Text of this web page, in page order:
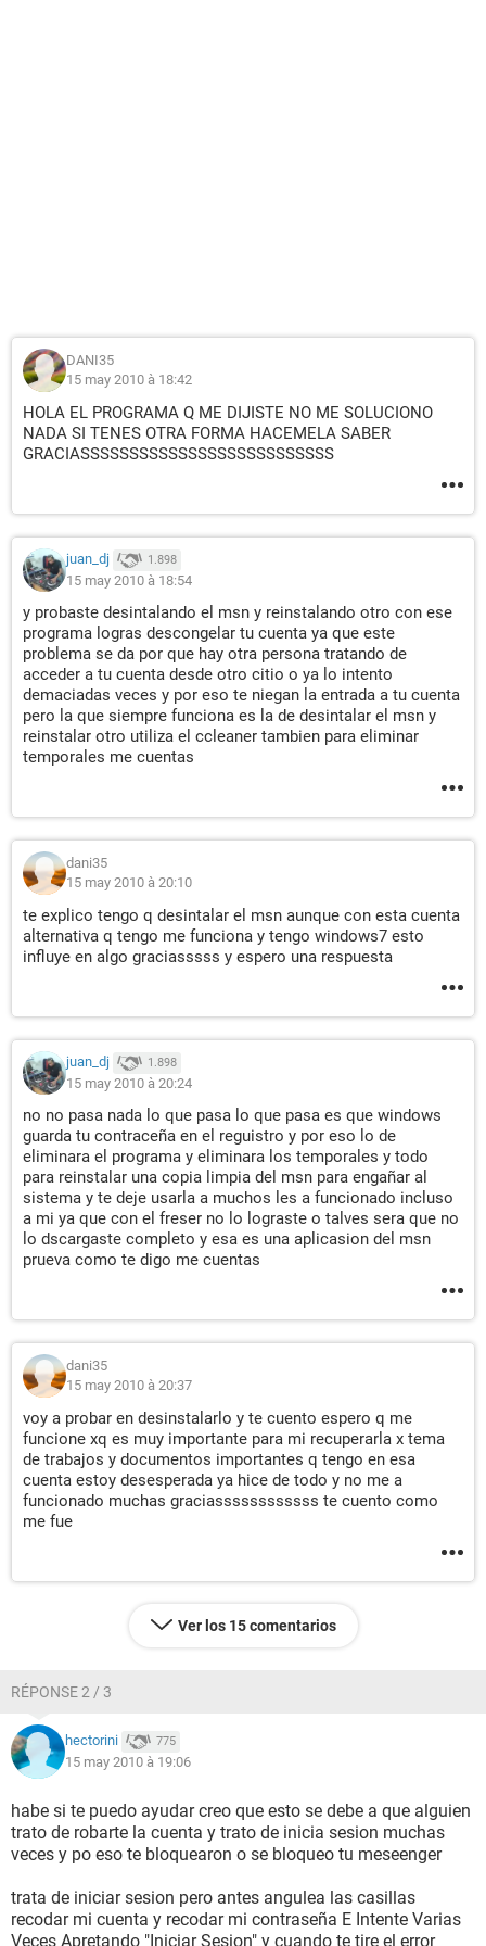
DANI35
15 may 2010 à 18:42
HOLA EL PROGRAMA Q ME DIJISTE NO ME SOLUCIONO
NADA SI TENES OTRA FORMA HACEMELA SABER
GRACIASSSSSSSSSSSSSSSSSSSSSSSSSS
juan_dj 1.898
15 may 2010 à 18:54
y probaste desintalando el msn y reinstalando otro con ese
programa logras descongelar tu cuenta ya que este
problema se da por que hay otra persona tratando de
acceder a tu cuenta desde otro citio o ya lo intento
demaciadas veces y por eso te niegan la entrada a tu cuenta
pero la que siempre funciona es la de desintalar el msn y
reinstalar otro utiliza el ccleaner tambien para eliminar
temporales me cuentas
dani35
15 may 2010 à 20:10
te explico tengo q desintalar el msn aunque con esta cuenta
alternativa q tengo me funciona y tengo windows7 esto
influye en algo graciasssss y espero una respuesta
juan_dj 1.898
15 may 2010 à 20:24
no no pasa nada lo que pasa lo que pasa es que windows
guarda tu contraceña en el reguistro y por eso lo de
eliminara el programa y eliminara los temporales y todo
para reinstalar una copia limpia del msn para engañar al
sistema y te deje usarla a muchos les a funcionado incluso
a mi ya que con el freser no lo lograste o talves sera que no
lo dscargaste completo y esa es una aplicasion del msn
prueva como te digo me cuentas
dani35
15 may 2010 à 20:37
voy a probar en desinstalarlo y te cuento espero q me
funcione xq es muy importante para mi recuperarla x tema
de trabajos y documentos importantes q tengo en esa
cuenta estoy desesperada ya hice de todo y no me a
funcionado muchas graciassssssssssss te cuento como
me fue
Ver los 15 comentarios
RÉPONSE 2 / 3
hectorini 775
15 may 2010 à 19:06
habe si te puedo ayudar creo que esto se debe a que alguien
trato de robarte la cuenta y trato de inicia sesion muchas
veces y po eso te bloquearon o se bloqueo tu meseenger
trata de iniciar sesion pero antes angulea las casillas
recodar mi cuenta y recodar mi contraseña E Intente Varias
Veces Apretando "Iniciar Sesion" y cuando te tire el error